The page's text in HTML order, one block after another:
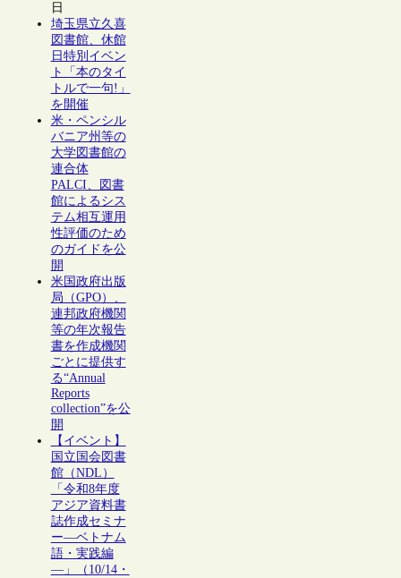
日
埼玉県立久喜
図書館、休館
日特別イベン
ト「本のタイ
トルで一句!」
を開催
米・ペンシル
バニア州等の
大学図書館の
連合体
PALCI、図書
館によるシス
テム相互運用
性評価のため
のガイドを公
開
米国政府出版
局（GPO）、
連邦政府機関
等の年次報告
書を作成機関
ごとに提供す
る“Annual
Reports
collection”を公
開
【イベント】
国立国会図書
館（NDL）
「令和8年度
アジア資料書
誌作成セミナ
ー―ベトナム
語・実践編
―」（10/14・